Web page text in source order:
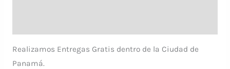
Realizamos Entregas Gratis dentro de la Ciudad de
Panamá.